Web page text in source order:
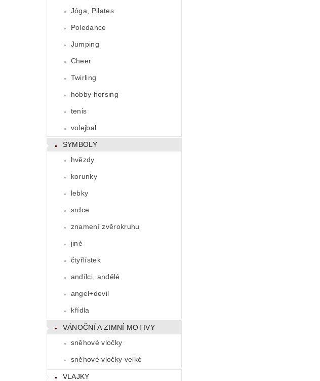
Jóga, Pilates
Poledance
Jumping
Cheer
Twirling
hobby horsing
tenis
volejbal
SYMBOLY
hvězdy
korunky
lebky
srdce
znamení zvěrokruhu
jiné
čtyřlístek
andílci, andělé
angel+devil
křídla
VÁNOČNÍ A ZIMNÍ MOTIVY
sněhové vločky
sněhové vločky velké
VLAJKY